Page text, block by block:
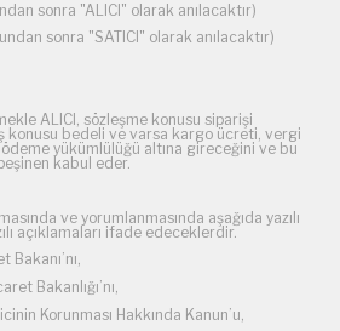
sonra "ALICI" olarak anılacaktır)
sonra "SATICI" olarak anılacaktır)
ALICI, sözleşme konusu siparişi
konusu bedeli ve varsa kargo ücreti, vergi
yükümlülüğü altına gireceğini ve bu
kabul eder.
ve yorumlanmasında aşağıda yazılı
açıklamaları ifade edeceklerdir.
Bakanlığı’nı,
Korunması Hakkında Kanun’u,